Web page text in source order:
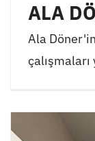
ALA
Ala
çalışmaları